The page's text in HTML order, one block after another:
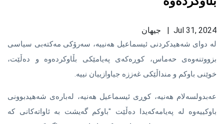
Jul 31, 2024 | جیهان
له‌ دواى شه‌هیدكردنى ئیسماعیل هه‌نییه‌، سه‌رۆكى مه‌كته‌بى سیاسى
بزووتنه‌وه‌ى حه‌ماس، كوڕه‌كه‌ى په‌یامێكى بڵاوكرده‌وه‌ و ده‌ڵێت،
خوێنى باوكم و منداڵێكى غه‌ززه‌ جیاوازییان نییه‌.
عه‌بدولسه‌لام هەنیە، کوڕی ئیسماعیل هەنیە، لەبارەی شەهیدبوونی
باوکییەوە له‌ په‌یامه‌كه‌یدا ده‌ڵێت "باوکم گەیشت بە ئاواتەکانی کە